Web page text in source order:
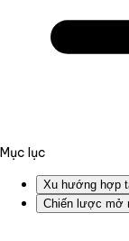
Mục lục
Xu hướng hợp
Chiến lược mở